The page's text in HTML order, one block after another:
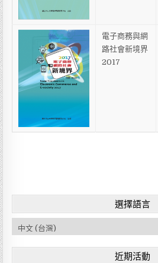
電子商務與網
路社會新境界
2017
選擇語言
h
o
近期活動